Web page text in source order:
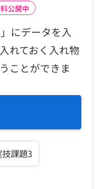
公開中
にデータを入
れておく入れ物
ことができま
技課題3